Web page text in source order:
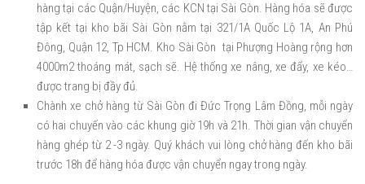
hàng tại các Quận/Huyện, các KCN tại Sài Gòn. Hàng hóa sẽ được
tập kết tại kho bãi Sài Gòn nằm tại 321/1A Quốc Lộ 1A, An Phú
Đông, Quận 12, Tp HCM. Kho Sài Gòn tại Phượng Hoàng rộng hơn
4000m2 thoáng mát, sạch sẽ. Hệ thống xe nâng, xe đẩy, xe kéo…
được trang bị đầy đủ.
Chành xe chở hàng từ Sài Gòn đi Đức Trọng Lâm Đồng, mỗi ngày
có hai chuyến vào các khung giờ 19h và 21h. Thời gian vận chuyển
hàng ghép từ 2 -3 ngày. Quý khách vui lòng chở hàng đến kho bãi
trước 18h để hàng hóa được vận chuyển ngay trong ngày.